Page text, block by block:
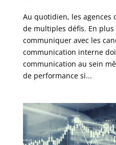
Au quotidien, les agences
de multiples défis. En
communiquer avec les
communication interne
communication au sein
de performance si...